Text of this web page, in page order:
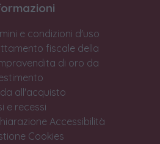
e condizioni d'uso
fiscale della
di oro da
all'acquisto
e recessi
Accessibilità
Cookies